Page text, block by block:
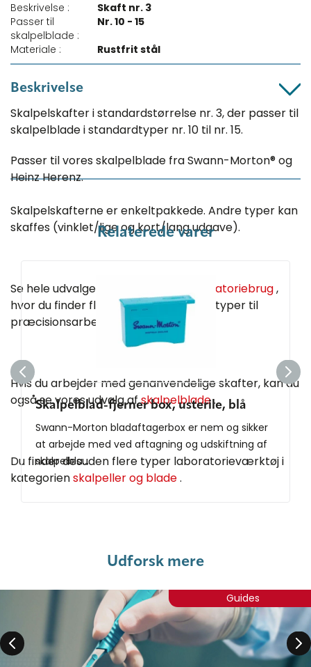
Beskrivelse :
Skaft nr. 3
Passer til
skalpelblade :
Nr. 10 - 15
Materiale :
Rustfrit stål
Beskrivelse
Skalpelskafter i standardstørrelse nr. 3, der passer til
skalpelblade i standardtyper nr. 10 til nr. 15.
Passer til vores skalpelblade fra Swann-Morton® og
Heinz Herenz.
Skalpelskafterne er enkeltpakkede. Andre typer kan
skaffes (vinklet/lige og kort/lang udgave).
Se hele udvalget af skalpeller til laboratoriebrug,
hvor du finder flere størrelser og bladtyper til
præcisionsarbejde.
Hvis du arbejder med genanvendelige skafter, kan du
også se vores udvalg afskalpelblade.
Du finder desuden flere typer laboratorieværktøj i
kategorienskalpeller og blade.
Relaterede varer
Skalpelblad-fjerner box, usterile, blå
Swann-Morton bladaftagerbox er nem og sikker
at arbejde med ved aftagning og udskiftning af
skalpelbla...
Udforsk mere
Guides